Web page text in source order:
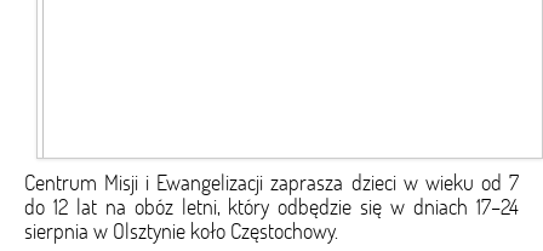
Centrum Misji i Ewangelizacji zaprasza dzieci w wieku od 7
do 12 lat na obóz letni, który odbędzie się w dniach 17–24
sierpnia w Olsztynie koło Częstochowy.